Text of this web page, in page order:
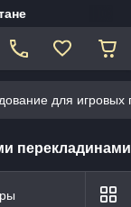
для игровых
перекладинами